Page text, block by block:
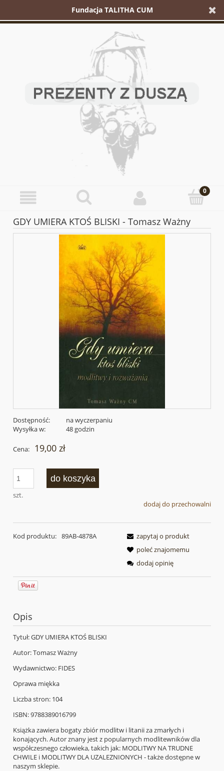
Fundacja TALITHA CUM
GDY UMIERA KTOŚ BLISKI - Tomasz Ważny
Dostępność:
na wyczerpaniu
Wysyłka w:
48 godzin
Cena: 19,00 zł
szt.
do koszyka
dodaj do przechowalni
Kod produktu: 89AB-4878A
zapytaj o produkt
poleć znajomemu
dodaj opinię
Opis
Tytuł: GDY UMIERA KTOŚ BLISKI
Autor: Tomasz Ważny
Wydawnictwo: FIDES
Oprawa miękka
Liczba stron: 104
ISBN: 9788389016799
Książka zawiera bogaty zbiór modlitw i litanii za zmarłych i
konających. Autor znany jest z popularnych modlitewników dla
współczesnego człowieka, takich jak: MODLITWY NA TRUDNE
CHWILE i MODLITWY DLA UZALEZNIONYCH - także dostępne w
naszym sklepie.